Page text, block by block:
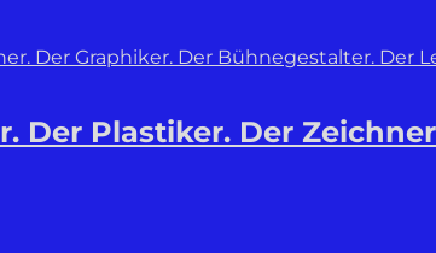
Der Plastiker. Der